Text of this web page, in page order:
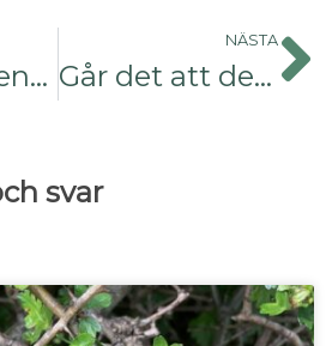
Varför dog enarna?
NÄSTA
Går det att dela bambu?
svar